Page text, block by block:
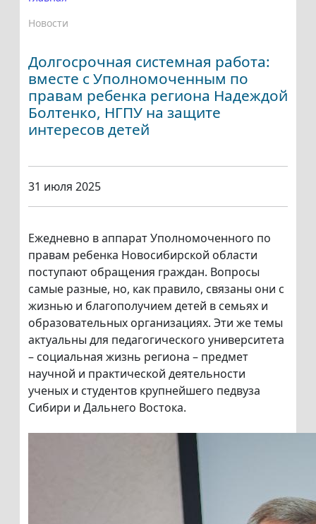
Новости
Долгосрочная системная работа:
вместе с Уполномоченным по
правам ребенка региона Надеждой
Болтенко, НГПУ на защите
интересов детей
31 июля 2025
Ежедневно в аппарат Уполномоченного по
правам ребенка Новосибирской области
поступают обращения граждан. Вопросы
самые разные, но, как правило, связаны они с
жизнью и благополучием детей в семьях и
образовательных организациях. Эти же темы
актуальны для педагогического университета
– социальная жизнь региона – предмет
научной и практической деятельности
ученых и студентов крупнейшего педвуза
Сибири и Дальнего Востока.